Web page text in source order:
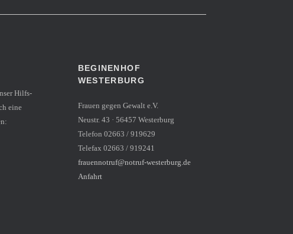
Hilfs-
eine
BEGINENHOF
WESTERBURG
Frauen gegen Gewalt e.V.
Neustr. 43 · 56457 Westerburg
Telefon 02663 / 919629
Telefax 02663 / 919241
frauennotruf@notruf-westerburg.de
Anfahrt